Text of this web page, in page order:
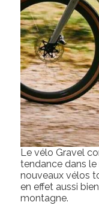
Le vélo Gravel
tendance dans
nouveaux vélos
en effet aussi
montagne.